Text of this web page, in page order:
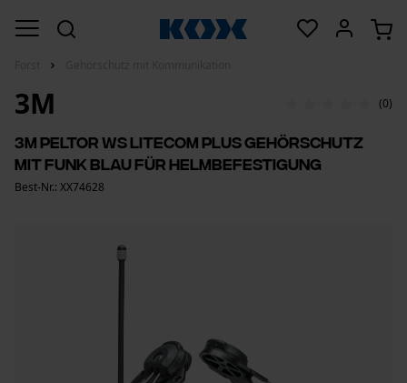
3M (0)
3M Peltor WS LiteCom Plus Gehörschutz
mit Funk Blau für Helmbefestigung
Best-Nr.: XX74628